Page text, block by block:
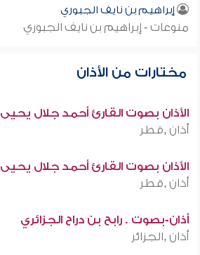
إبراهيم بن نايف الجبوري
منوعات - إبراهيم بن نايف الجبوري
مختارات من الأذان
الأذان بصوت القارئ أحمد جلال يحيى
أذان ,قطر
الأذان بصوت القارئ أحمد جلال يحيى
أذان ,قطر
أذان-بصوت . رابح بن دراح الجزائري
أذان ,الجزائر